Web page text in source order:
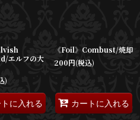
エルフの大
)
に入れる
《Foil》Combust/焼却
200円(税込)
カートに入れる